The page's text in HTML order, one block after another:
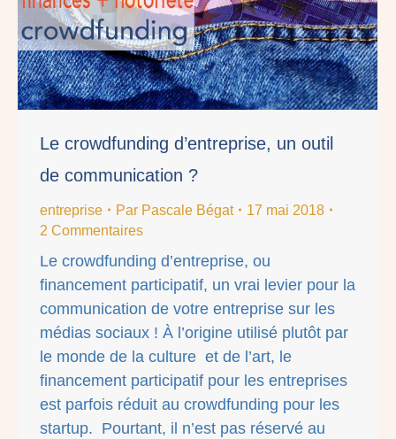
Le crowdfunding d’entreprise, un outil
de communication ?
entreprise Par Pascale Bégat
17 mai 2018
2 Commentaires
Le crowdfunding d’entreprise, ou
financement participatif, un vrai levier pour la
communication de votre entreprise sur les
médias sociaux ! À l’origine utilisé plutôt par
le monde de la culture et de l’art, le
financement participatif pour les entreprises
est parfois réduit au crowdfunding pour les
startup. Pourtant, il n’est pas réservé au